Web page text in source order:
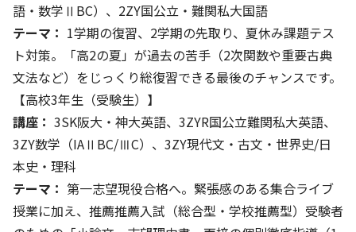
語・数学ⅡBC）、2ZY国公立・難関私大国語
テーマ： 1学期の復習、2学期の先取り、夏休み課題テス
ト対策。「高2の夏」が過去の苦手（2次関数や重要古典
文法など）をじっくり総復習できる最後のチャンスです。
【高校3年生（受験生）】
講座： 3SK阪大・神大英語、3ZYR国公立難関私大英語、
3ZY数学（IAⅡBC/ⅢC）、3ZY現代文・古文・世界史/日
本史・理科
テーマ： 第一志望現役合格へ。緊張感のある集合ライブ
授業に加え、推薦推薦入試（総合型・学校推薦型）受験者